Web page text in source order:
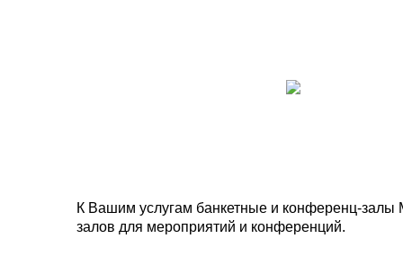
К Вашим услугам банкетные и конференц-залы
залов для мероприятий и конференций.